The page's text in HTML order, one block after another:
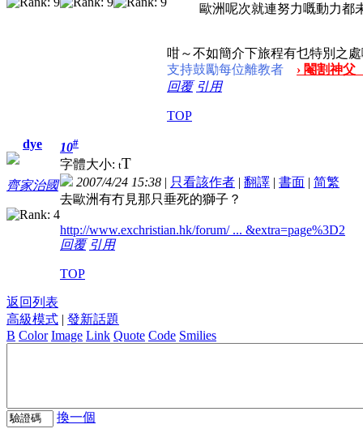
歐洲呢次就連努力嘅動力都
咁～不如簡介下旅程有乜特別之
支持鼓勵每位離教者
› 閹割神
回覆 引用
TOP
dye
齊家治國
10#
字體大小: tT
2007/4/24 15:38 | 只看該作者 | 翻譯 | 書面 | 简繁
去歐洲有冇見那只垂死的獅子？
http://www.exchristian.hk/forum/ ... &extra=page%3D2
回覆 引用
TOP
返回列表
高級模式 | 發新話題
B Color Image Link Quote Code Smilies
換一個